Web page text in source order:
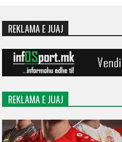
REKLAMA E JUAJ
REKLAMA E JUAJ